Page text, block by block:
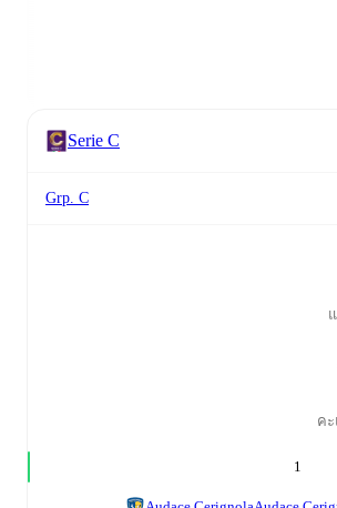
Serie C
Grp. C
ค
1